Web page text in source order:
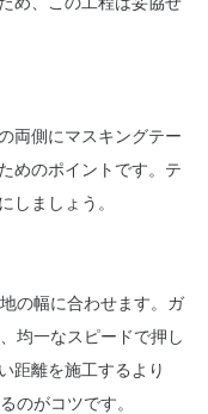
両側にマスキングテー
めのポイントです。テ
しましょう。
の幅に合わせます。ガ
均一なスピードで押し
距離を施工するより
のがコツです。